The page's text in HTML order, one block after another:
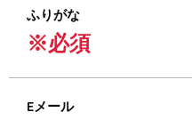
ふりがな
※必須
Eメール